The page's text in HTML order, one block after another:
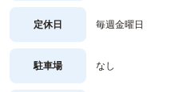
定休日 毎週金曜日
駐車場 なし